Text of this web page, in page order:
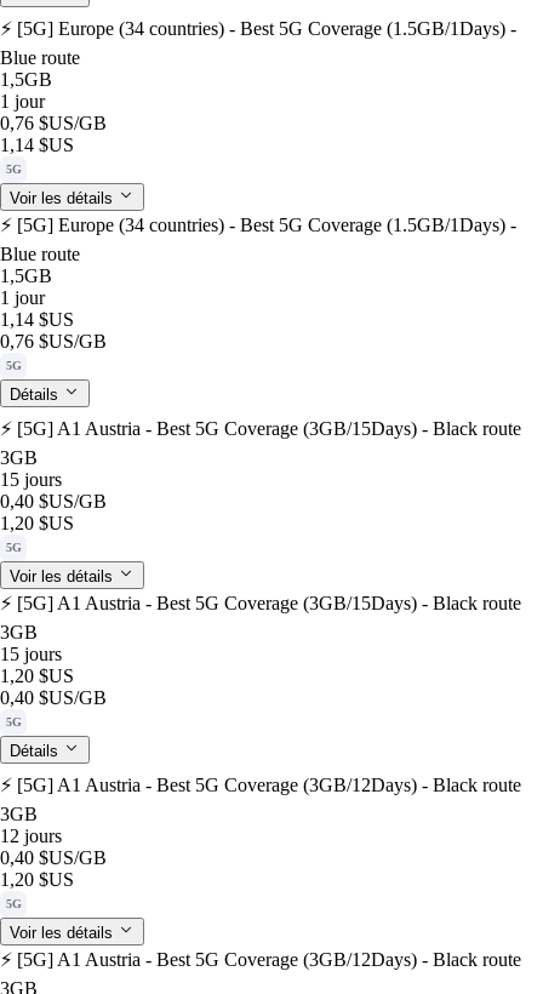
⚡️ [5G] Europe (34 countries) - Best 5G Coverage (1.5GB/1Days) -
Blue route
1,5GB
1 jour
0,76 $US/GB
1,14 $US
5G
Voir les détails
⚡️ [5G] Europe (34 countries) - Best 5G Coverage (1.5GB/1Days) -
Blue route
1,5GB
1 jour
1,14 $US
0,76 $US/GB
5G
Détails
⚡️ [5G] A1 Austria - Best 5G Coverage (3GB/15Days) - Black route
3GB
15 jours
0,40 $US/GB
1,20 $US
5G
Voir les détails
⚡️ [5G] A1 Austria - Best 5G Coverage (3GB/15Days) - Black route
3GB
15 jours
1,20 $US
0,40 $US/GB
5G
Détails
⚡️ [5G] A1 Austria - Best 5G Coverage (3GB/12Days) - Black route
3GB
12 jours
0,40 $US/GB
1,20 $US
5G
Voir les détails
⚡️ [5G] A1 Austria - Best 5G Coverage (3GB/12Days) - Black route
3GB